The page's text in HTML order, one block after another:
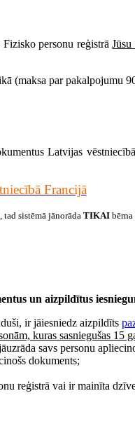
Fizisko personu reģistrā
(maksa par pakalpojumu
Latvijas
Francijā
sistēmā jānorāda TIKAI
un aizpildītus
ir jāiesniedz aizpildīts
kuras sasniegušas 15
savs personu
dokuments;
reģistrā vai ir mainīta